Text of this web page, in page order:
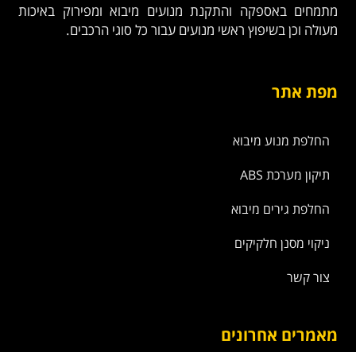
מתמחים באספקה והתקנת מנועים מיבוא ומפירוק באיכות
מעולה וכן בשיפוץ ראשי מנועים עבור כל סוגי הרכבים.
מפת אתר
החלפת מנוע מיבוא
תיקון מערכת ABS
החלפת גירים מיבוא
ניקוי מסנן חלקיקים
צור קשר
מאמרים אחרונים